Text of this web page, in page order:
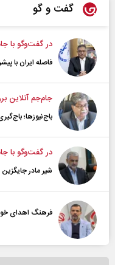
گفت و گو
در گفت‌و‌گو با
فاصله ایران با
جام‌جم آنلاین
باج‌نیوزها؛
در گفت‌و‌گو با
شیر مادر جایگزین
فرهنگ اهدای